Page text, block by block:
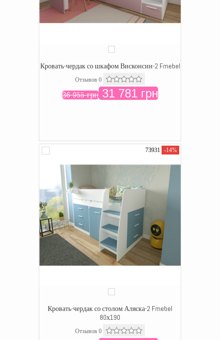
Кровать-чердак со шкафом Висконсин-2 Fmebel
Отзывов 0
36 955 грн31 781 грн
73931 -14%
Кровать-чердак со столом Аляска-2 Fmebel
80х190
Отзывов 0